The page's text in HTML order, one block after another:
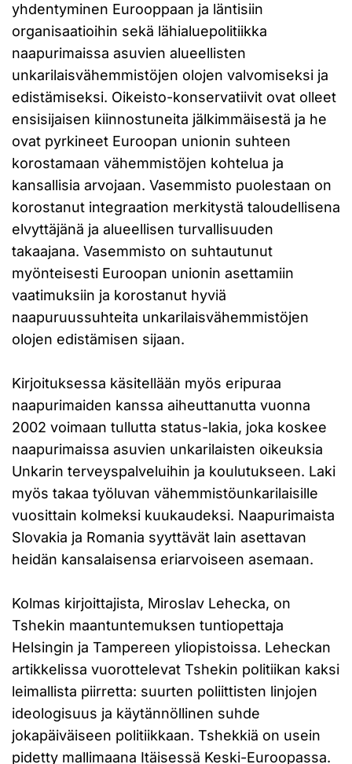
yhdentyminen Eurooppaan ja läntisiin
organisaatioihin sekä lähialuepolitiikka
naapurimaissa asuvien alueellisten
unkarilaisvähemmistöjen olojen valvomiseksi ja
edistämiseksi. Oikeisto-konservatiivit ovat olleet
ensisijaisen kiinnostuneita jälkimmäisestä ja he
ovat pyrkineet Euroopan unionin suhteen
korostamaan vähemmistöjen kohtelua ja
kansallisia arvojaan. Vasemmisto puolestaan on
korostanut integraation merkitystä taloudellisena
elvyttäjänä ja alueellisen turvallisuuden
takaajana. Vasemmisto on suhtautunut
myönteisesti Euroopan unionin asettamiin
vaatimuksiin ja korostanut hyviä
naapuruussuhteita unkarilaisvähemmistöjen
olojen edistämisen sijaan.
Kirjoituksessa käsitellään myös eripuraa
naapurimaiden kanssa aiheuttanutta vuonna
2002 voimaan tullutta status-lakia, joka koskee
naapurimaissa asuvien unkarilaisten oikeuksia
Unkarin terveyspalveluihin ja koulutukseen. Laki
myös takaa työluvan vähemmistöunkarilaisille
vuosittain kolmeksi kuukaudeksi. Naapurimaista
Slovakia ja Romania syyttävät lain asettavan
heidän kansalaisensa eriarvoiseen asemaan.
Kolmas kirjoittajista, Miroslav Lehecka, on
Tshekin maantuntemuksen tuntiopettaja
Helsingin ja Tampereen yliopistoissa. Leheckan
artikkelissa vuorottelevat Tshekin politiikan kaksi
leimallista piirretta: suurten poliittisten linjojen
ideologisuus ja käytännöllinen suhde
jokapäiväiseen politiikkaan. Tshekkiä on usein
pidetty mallimaana Itäisessä Keski-Euroopassa.